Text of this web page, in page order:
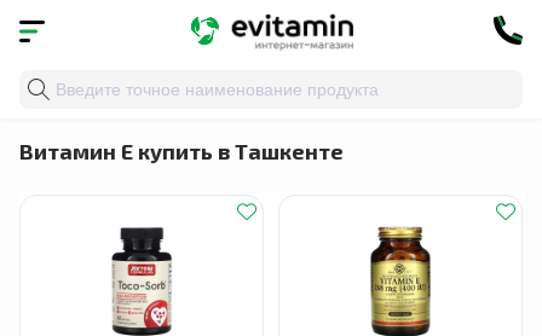
Главная Витамины и минералы
Витамин Е купить в Ташкенте